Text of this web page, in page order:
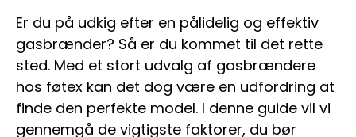
Er du på udkig efter en pålidelig og effektiv
gasbrænder? Så er du kommet til det rette
sted. Med et stort udvalg af gasbrændere
hos føtex kan det dog være en udfordring at
finde den perfekte model. I denne guide vil vi
gennemgå de vigtigste faktorer, du bør